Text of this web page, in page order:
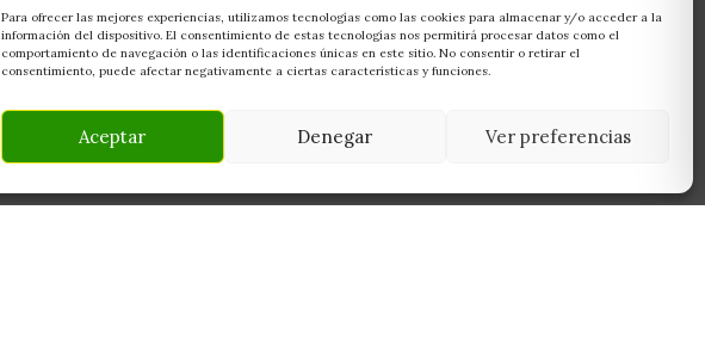
Para ofrecer las mejores experiencias, utilizamos tecnologías como las cookies para almacenar y/o acceder a la
información del dispositivo. El consentimiento de estas tecnologías nos permitirá procesar datos como el
comportamiento de navegación o las identificaciones únicas en este sitio. No consentir o retirar el
consentimiento, puede afectar negativamente a ciertas características y funciones.
Aceptar Denegar Ver preferencias